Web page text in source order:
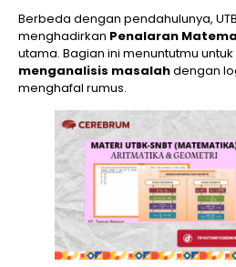
Berbeda dengan pendahulunya,
menghadirkan Penalaran
utama. Bagian ini menuntutmu untuk
menganalisis masalahdengan
menghafal rumus.